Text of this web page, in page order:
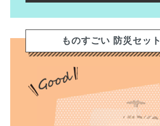
ものすごい 防災セット